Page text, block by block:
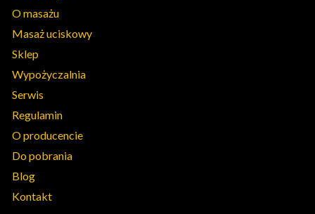
O masażu
Masaż uciskowy
Sklep
Wypożyczalnia
Serwis
Regulamin
O producencie
Do pobrania
Blog
Kontakt